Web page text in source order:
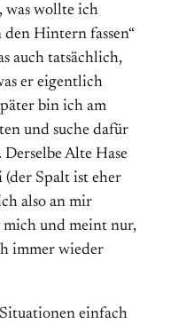
was wollte ich
Hintern fassen“
auch tatsächlich,
er eigentlich
bin ich am
und suche dafür
Alte Hase
(der Spalt ist eher
also an mir
mich und meint nur,
immer wieder
einfach